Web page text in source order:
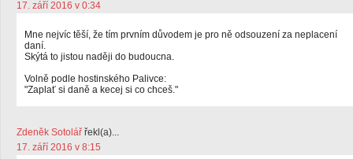
17. září 2016 v 0:34
Mne nejvíc těší, že tím prvním důvodem je pro ně odsouzení za neplacení
daní.
Skýtá to jistou naději do budoucna.
Volně podle hostinského Palivce:
"Zaplať si daně a kecej si co chceš."
Zdeněk Sotolář řekl(a)...
17. září 2016 v 8:15